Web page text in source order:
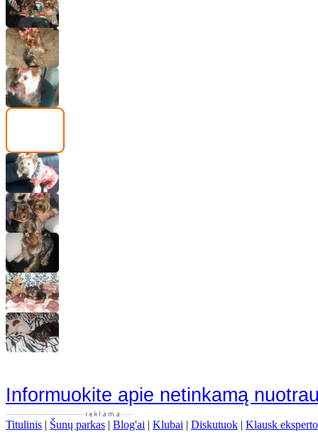
Informuokite apie netinkamą
Titulinis | Šunų parkas | Blog'ai | Klubai | Diskutuok | Klausk eksperto